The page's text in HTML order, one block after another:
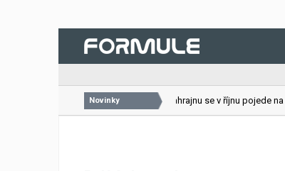
Novinky
26.07.2026 VC Bahrajnu se v říjnu pojede na